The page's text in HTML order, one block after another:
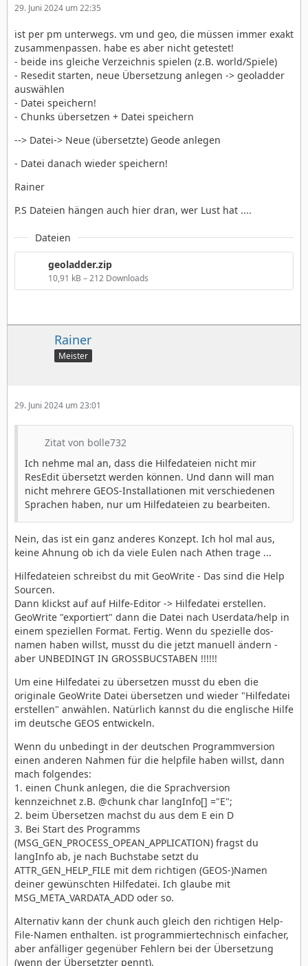
29. Juni 2024 um 22:35
ist per pm unterwegs. vm und geo, die müssen immer exakt
zusammenpassen. habe es aber nicht getestet!
- beide ins gleiche Verzeichnis spielen (z.B. world/Spiele)
- Resedit starten, neue Übersetzung anlegen -> geoladder
auswählen
- Datei speichern!
- Chunks übersetzen + Datei speichern
--> Datei-> Neue (übersetzte) Geode anlegen
- Datei danach wieder speichern!
Rainer
P.S Dateien hängen auch hier dran, wer Lust hat ....
Dateien
geoladder.zip
10,91 kB – 212 Downloads
Rainer
Meister
29. Juni 2024 um 23:01
Zitat von bolle732
Ich nehme mal an, dass die Hilfedateien nicht mir
ResEdit übersetzt werden können. Und dann will man
nicht mehrere GEOS-Installationen mit verschiedenen
Sprachen haben, nur um Hilfedateien zu bearbeiten.
Nein, das ist ein ganz anderes Konzept. Ich hol mal aus,
keine Ahnung ob ich da viele Eulen nach Athen trage ...
Hilfedateien schreibst du mit GeoWrite - Das sind die Help
Sourcen.
Dann klickst auf auf Hilfe-Editor -> Hilfedatei erstellen.
GeoWrite "exportiert" dann die Datei nach Userdata/help in
einem speziellen Format. Fertig. Wenn du spezielle dos-
namen haben willst, musst du die jetzt manuell ändern -
aber UNBEDINGT IN GROSSBUCSTABEN !!!!!!
Um eine Hilfedatei zu übersetzen musst du eben die
originale GeoWrite Datei übersetzen und wieder "Hilfedatei
erstellen" anwählen. Natürlich kannst du die englische Hilfe
im deutsche GEOS entwickeln.
Wenn du unbedingt in der deutschen Programmversion
einen anderen Nahmen für die helpfile haben willst, dann
mach folgendes:
1. einen Chunk anlegen, die die Sprachversion
kennzeichnet z.B. @chunk char langInfo[] ="E";
2. beim Übersetzen machst du aus dem E ein D
3. Bei Start des Programms
(MSG_GEN_PROCESS_OPEAN_APPLICATION) fragst du
langInfo ab, je nach Buchstabe setzt du
ATTR_GEN_HELP_FILE mit dem richtigen (GEOS-)Namen
deiner gewünschten Hilfedatei. Ich glaube mit
MSG_META_VARDATA_ADD oder so.
Alternativ kann der chunk auch gleich den richtigen Help-
File-Namen enthalten. ist programmiertechnisch einfacher,
aber anfälliger gegenüber Fehlern bei der Übersetzung
(wenn der Übersetzter pennt).